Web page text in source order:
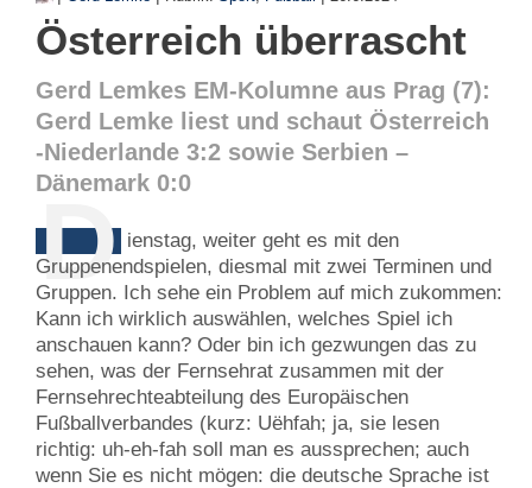
Österreich überrascht
Gerd Lemkes EM-Kolumne aus Prag (7):
Gerd Lemke liest und schaut Österreich
-Niederlande 3:2 sowie Serbien –
Dänemark 0:0
D ienstag, weiter geht es mit den
Gruppenendspielen, diesmal mit zwei Terminen und
Gruppen. Ich sehe ein Problem auf mich zukommen:
Kann ich wirklich auswählen, welches Spiel ich
anschauen kann? Oder bin ich gezwungen das zu
sehen, was der Fernsehrat zusammen mit der
Fernsehrechteabteilung des Europäischen
Fußballverbandes (kurz: Uëhfah; ja, sie lesen
richtig: uh-eh-fah soll man es aussprechen; auch
wenn Sie es nicht mögen: die deutsche Sprache ist